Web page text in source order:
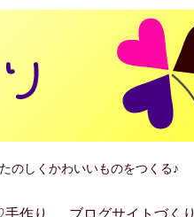
のしくかわいいものをつくる♪
作り ブログサイトづくり